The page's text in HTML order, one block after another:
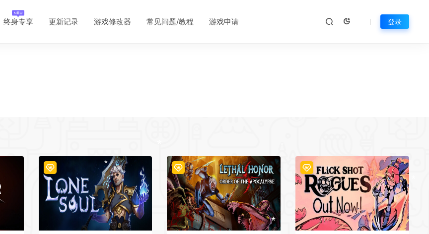
终身专享 更新记录 游戏修改器 常见问题/教程 游戏申请 登录
*
*
*
*
*
*